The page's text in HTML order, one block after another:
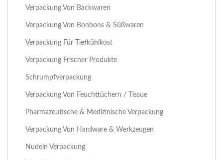
Verpackung Von Backwaren
Verpackung Von Bonbons & Süßwaren
Verpackung Für Tiefkühlkost
Verpackung Frischer Produkte
Schrumpfverpackung
Verpackung Von Feuchttüchern / Tissue
Pharmazeutische & Medizinische Verpackung
Verpackung Von Hardware & Werkzeugen
Nudeln Verpackung